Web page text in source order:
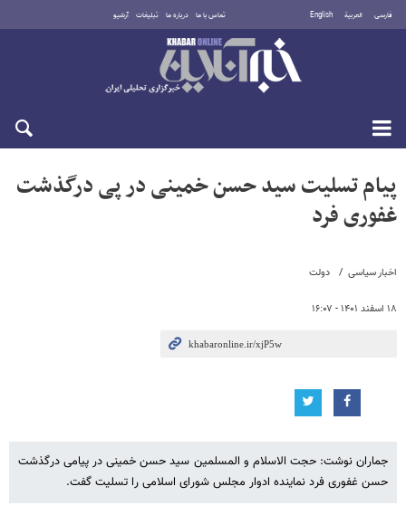
فارسی العربية English تماس با ما درباره ما تبلیغات آرشیو
جمعه ۱۶ مرداد ۱۴۰۵
اخبار سیاسی دولت
۱۸ اسفند ۱۴۰۱ - ۱۶:۰۷
پیام تسلیت سید حسن خمینی در پی درگذشت
غفوری فرد
جماران نوشت: حجت الاسلام و المسلمین سید حسن خمینی در پیامی درگذشت
حسن غفوری فرد نماینده ادوار مجلس شورای اسلامی را تسلیت گفت.